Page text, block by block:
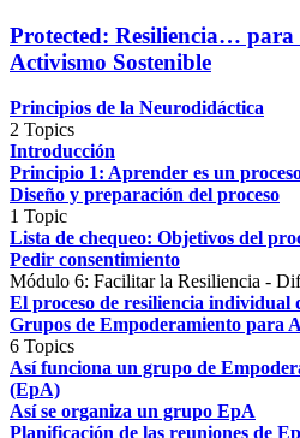
Protected: Resiliencia…
Activismo Sostenible
Principios de la Neurodidáctica
2 Topics
Introducción
Principio 1: Aprender es un
Diseño y preparación del proceso
1 Topic
Lista de chequeo: Objetivos del
Pedir consentimiento
Módulo 6: Facilitar la Resiliencia -
El proceso de resiliencia individual
Grupos de Empoderamiento para
6 Topics
Así funciona un grupo de
(EpA)
Así se organiza un grupo EpA
Planificación de las reuniones de